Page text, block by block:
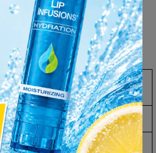
Blistex 碧唇 舒敏修護 潤唇膏
Blistex Sensitive
4.25公克(0.15 oz)
3年